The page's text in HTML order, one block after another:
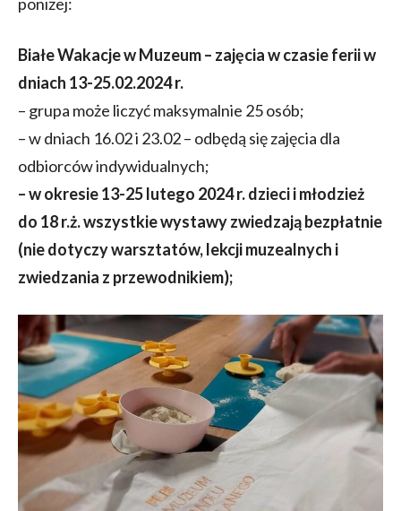
Białe Wakacje w Muzeum – zajęcia w czasie ferii w
dniach 13-25.02.2024 r.
– grupa może liczyć maksymalnie 25 osób;
– w dniach 16.02 i 23.02 – odbędą się zajęcia dla
odbiorców indywidualnych;
– w okresie 13-25 lutego 2024 r. dzieci i młodzież
do 18 r.ż. wszystkie wystawy zwiedzają bezpłatnie
(nie dotyczy warsztatów, lekcji muzealnych i
zwiedzania z przewodnikiem);